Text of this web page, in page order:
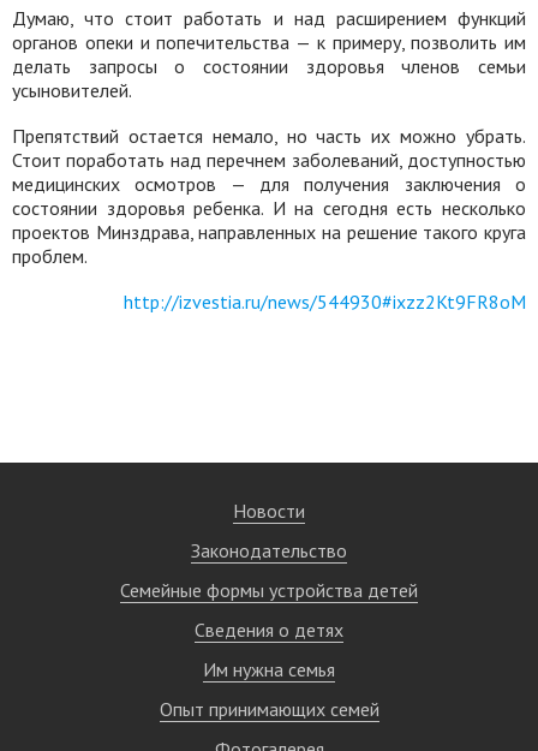
Думаю, что стоит работать и над расширением функций
органов опеки и попечительства — к примеру, позволить им
делать запросы о состоянии здоровья членов семьи
усыновителей.
Препятствий остается немало, но часть их можно убрать.
Стоит поработать над перечнем заболеваний, доступностью
медицинских осмотров — для получения заключения о
состоянии здоровья ребенка. И на сегодня есть несколько
проектов Минздрава, направленных на решение такого круга
проблем.
http://izvestia.ru/news/544930#ixzz2Kt9FR8oM
Новости
Законодательство
Семейные формы устройства детей
Сведения о детях
Им нужна семья
Опыт принимающих семей